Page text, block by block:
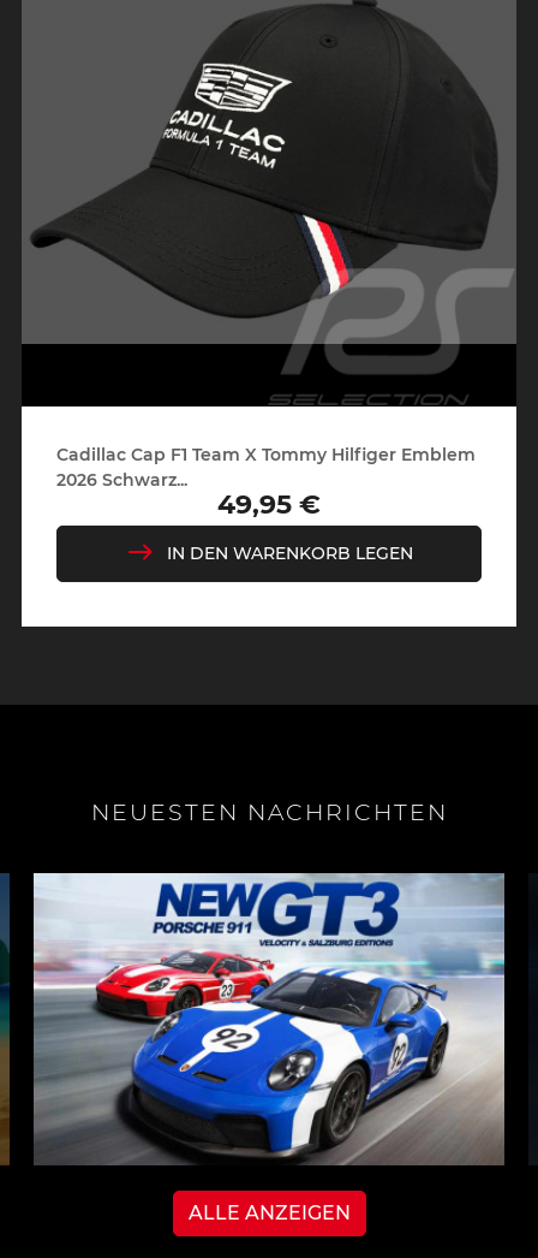
Cadillac Cap F1 Team X Tommy Hilfiger Emblem
2026 Schwarz...
Preis
49,95 €
IN DEN WARENKORB LEGEN
NEUESTEN NACHRICHTEN
ALLE ANZEIGEN